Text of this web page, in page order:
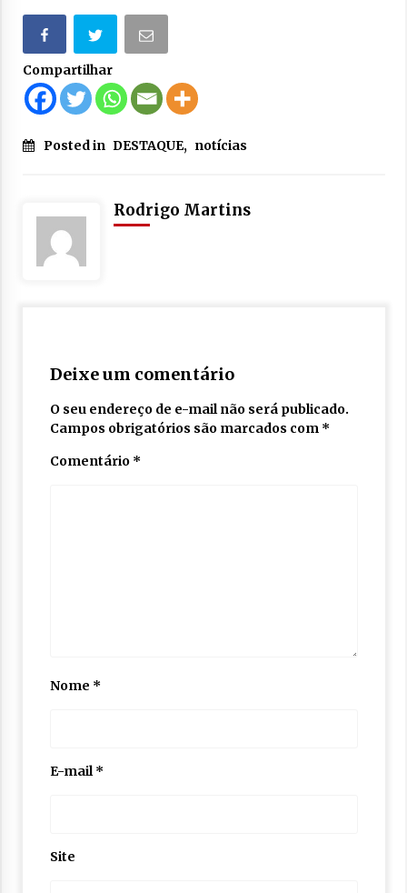
Compartilhar
Posted in DESTAQUE, notícias
Rodrigo Martins
Deixe um comentário
O seu endereço de e-mail não será publicado.
Campos obrigatórios são marcados com *
Comentário *
Nome *
E-mail*
Site